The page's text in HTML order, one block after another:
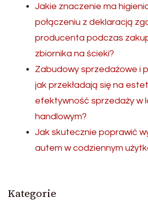
Jakie znaczenie ma
połączeniu z deklaracją
producenta podczas
zbiornika na ścieki?
Zabudowy sprzedażowe i
jak przekładają się na
efektywność sprzedaży w
handlowym?
Jak skutecznie poprawić
autem w codziennym
Kategorie